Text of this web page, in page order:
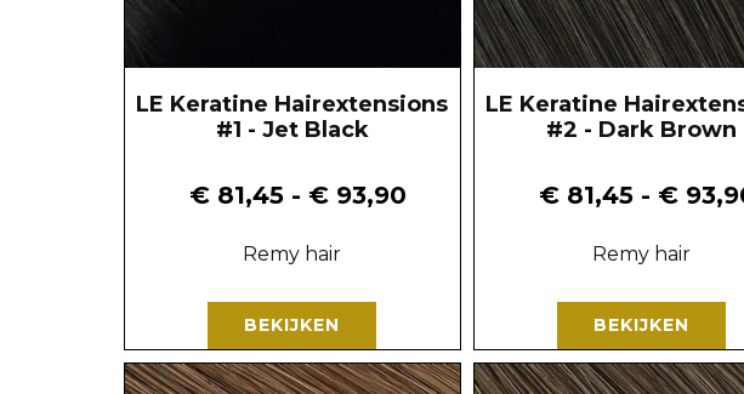
LE Keratine Hairextensions
#1 - Jet Black
€ 81,45 - € 93,90
Remy hair
BEKIJKEN
LE Keratine
#2 - Dark Brown
€81,45- €
Remy hair
BEKIJKEN